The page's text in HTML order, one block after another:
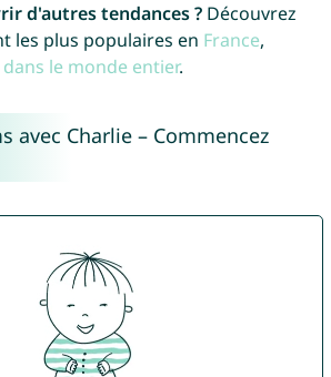
d'autres tendances ?Découvrez
les plus populaires en France,
dans le monde entier.
avec Charlie – Commencez